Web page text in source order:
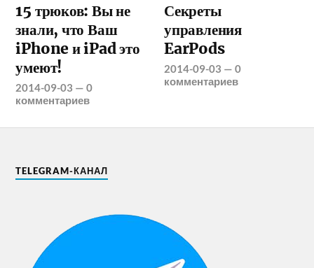
15 трюков: Вы не
знали, что Ваш
iPhone и iPad это
умеют!
2014-09-03 —0
комментариев
Секреты
управления
EarPods
2014-09-03 —0
комментариев
TELEGRAM-КАНАЛ